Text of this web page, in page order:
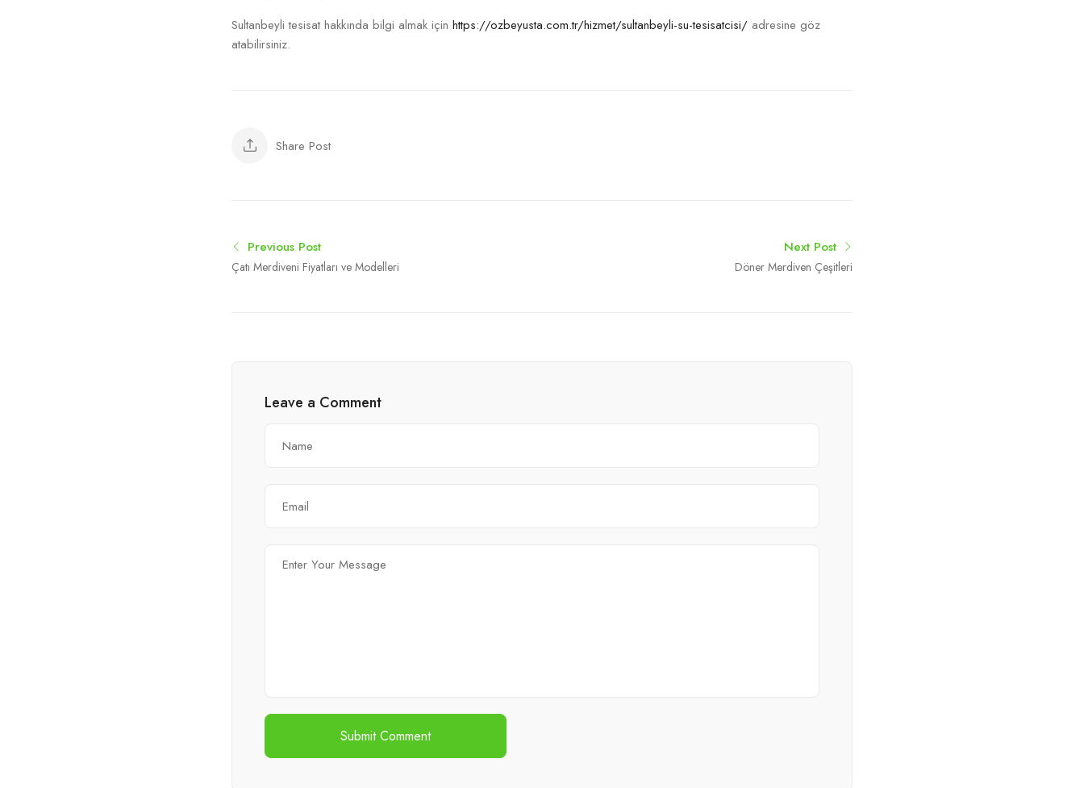
Sultanbeyli tesisat hakkında bilgi almak için https://ozbeyusta.com.tr/hizmet/sultanbeyli-su-tesisatcisi/ adresine göz
atabilirsiniz.
Share Post
Previous Post
Çatı Merdiveni Fiyatları ve Modelleri
Next Post
Döner Merdiven Çeşitleri
Leave a Comment